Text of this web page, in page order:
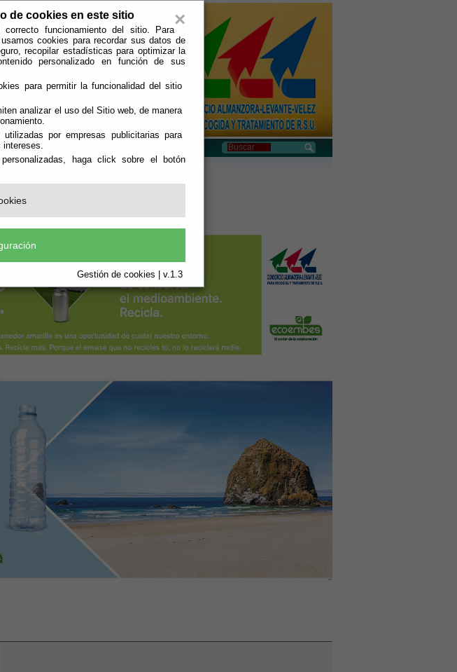
×
de cookies en este sitio
funcionamiento del sitio. Para
cookies para recordar sus datos de
recopilar estadísticas para optimizar la
personalizado en función de sus
para permitir la funcionalidad del sitio
analizar el uso del Sitio web, de manera
por empresas publicitarias para
intereses.
haga click sobre el botón
Gestión de cookies | v.1.3